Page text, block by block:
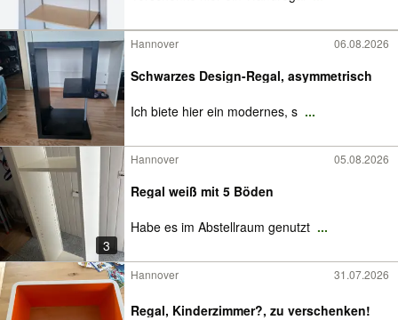
Hannover 06.08.2026
Schwarzes Design-Regal, asymmetrisch
Ich biete hier ein modernes, s ...
3
Hannover 05.08.2026
Regal weiß mit 5 Böden
Habe es im Abstellraum genutzt ...
Hannover 31.07.2026
Regal, Kinderzimmer?, zu verschenken!